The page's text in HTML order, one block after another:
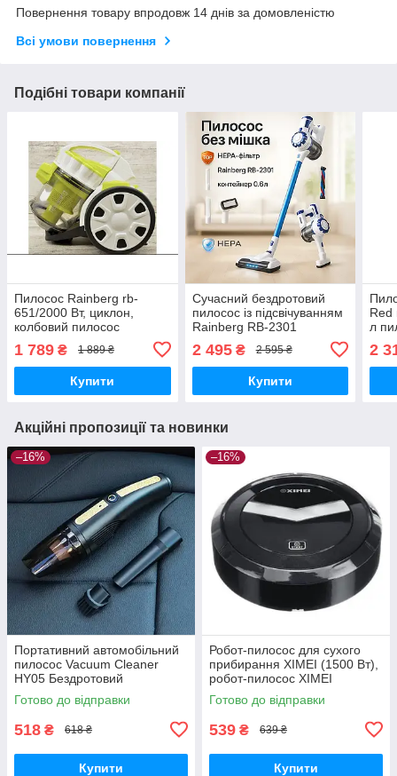
Повернення товару впродовж 14 днів за домовленістю
Всі умови повернення
Подібні товари компанії
Пилосос Rainberg rb-
651/2000 Вт, циклон,
колбовий пилосос
1 789 ₴ 1 889 ₴
Купити
Сучасний бездротовий
пилосос із підсвічуванням
Rainberg RB-2301
Потужний акумуляторний
пилосос без мішка
2 495₴ 2 595 ₴
Купити
Red
л
2
Акційні пропозиції та новинки
–16%
Портативний автомобільний
пилосос Vacuum Cleaner
HY05 Бездротовий
мініпилосос для прибирання
автомобіля
Готово до відправки
518 ₴ 618 ₴
Купити
–16%
Робот-пилосос для сухого
прибирання XIMEI (1500 Вт),
робот-пилосос XIMEI
пилосмок
Готово до відправки
539 ₴ 639 ₴
Купити